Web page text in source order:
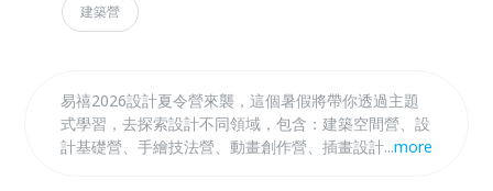
建築營
易禧2026設計夏令營來襲，這個暑假將帶你透過主題
式學習，去探索設計不同領域，包含：建築空間營、設
計基礎營、手繪技法營、動畫創作營、插畫設計營，快
...more